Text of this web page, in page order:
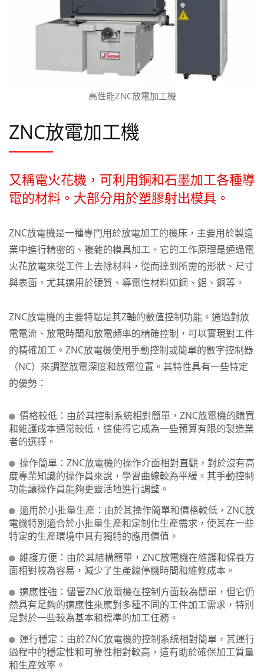
高性能ZNC放電加工機
ZNC放電加工機
又稱電火花機，可利用銅和石墨加工各種導
電的材料。大部分用於塑膠射出模具。
ZNC放電機是一種專門用於放電加工的機床，主要用於製造
業中進行精密的、複雜的模具加工。它的工作原理是通過電
火花放電來從工件上去除材料，從而達到所需的形狀、尺寸
與表面，尤其適用於硬質、導電性材料如鋼、鋁、銅等。
ZNC放電機的主要特點是其Z軸的數值控制功能。通過對放
電電流、放電時間和放電頻率的精確控制，可以實現對工件
的精確加工。ZNC放電機使用手動控制或簡單的數字控制器
（NC）來調整放電深度和放電位置。其特性具有一些特定
的優勢：
價格較低：由於其控制系統相對簡單，ZNC放電機的購買
和維護成本通常較低，這使得它成為一些預算有限的製造業
者的選擇。
操作簡單：ZNC放電機的操作介面相對直觀，對於沒有高
度專業知識的操作員來說，學習曲線較為平緩。其手動控制
功能讓操作員能夠更靈活地進行調整。
適用於小批量生產：由於其操作簡單和價格較低，ZNC放
電機特別適合於小批量生產和定制化生產需求，使其在一些
特定的生產環境中具有獨特的應用價值。
維護方便：由於其結構簡單，ZNC放電機在維護和保養方
面相對較為容易，減少了生產線停機時間和維修成本。
適應性強：儘管ZNC放電機在控制方面較為簡單，但它仍
然具有足夠的適應性來應對多種不同的工件加工需求，特別
是對於一些較為基本和標準的加工任務。
運行穩定：由於ZNC放電機的控制系統相對簡單，其運行
過程中的穩定性和可靠性相對較高，這有助於確保加工質量
和生產效率。